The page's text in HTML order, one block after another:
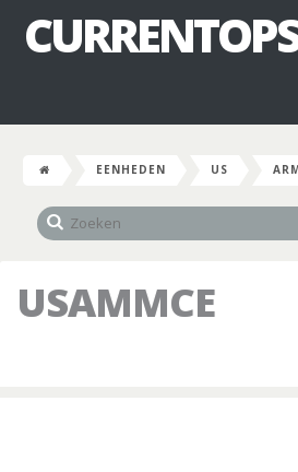
EENHEDEN US
USAMMCE